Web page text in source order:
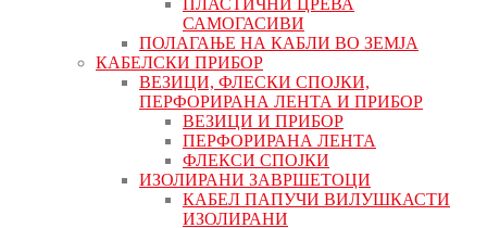
ПЛАСТИЧНИ ЦРЕВА
САМОГАСИВИ
ПОЛАГАЊЕ НА КАБЛИ ВО ЗЕМЈА
КАБЕЛСКИ ПРИБОР
ВЕЗИЦИ, ФЛЕСКИ СПОЈКИ,
ПЕРФОРИРАНА ЛЕНТА И ПРИБОР
ВЕЗИЦИ И ПРИБОР
ПЕРФОРИРАНА ЛЕНТА
ФЛЕКСИ СПОЈКИ
ИЗОЛИРАНИ ЗАВРШЕТОЦИ
КАБЕЛ ПАПУЧИ ВИЛУШКАСТИ
ИЗОЛИРАНИ